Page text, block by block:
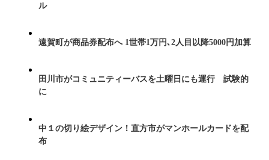
ル
遠賀町が商品券配布へ 1世帯1万円､2人目以降5000円加算
田川市がコミュニティーバスを土曜日にも運行 試験的
に
中１の切り絵デザイン！直方市がマンホールカードを配
布